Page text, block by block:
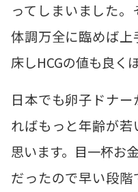
ってしまいました
体調万全に臨めば
床しHCGの値も良く
日本でも卵子ドナ
ればもっと年齢が
思います。目一杯お
だったので早い段